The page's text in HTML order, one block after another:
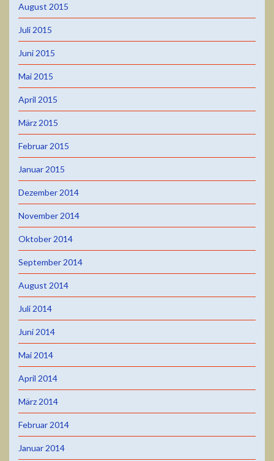
August 2015
Juli 2015
Juni 2015
Mai 2015
April 2015
März 2015
Februar 2015
Januar 2015
Dezember 2014
November 2014
Oktober 2014
September 2014
August 2014
Juli 2014
Juni 2014
Mai 2014
April 2014
März 2014
Februar 2014
Januar 2014